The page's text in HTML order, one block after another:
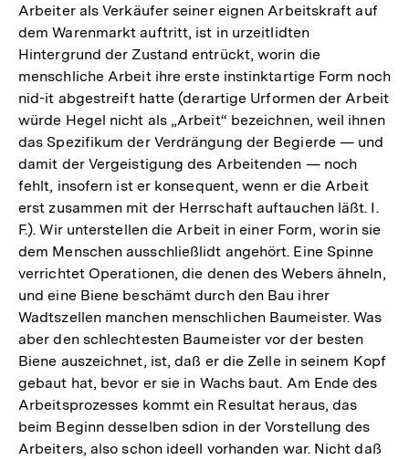
Arbeiter als Verkäufer seiner eignen Arbeitskraft auf
dem Warenmarkt auftritt, ist in urzeitlidten
Hintergrund der Zustand entrückt, worin die
menschliche Arbeit ihre erste instinktartige Form noch
nid-it abgestreift hatte (derartige Urformen der Arbeit
würde Hegel nicht als „Arbeit“ bezeichnen, weil ihnen
das Spezifikum der Verdrängung der Begierde — und
damit der Vergeistigung des Arbeitenden — noch
fehlt, insofern ist er konsequent, wenn er die Arbeit
erst zusammen mit der Herrschaft auftauchen läßt. I.
F.). Wir unterstellen die Arbeit in einer Form, worin sie
dem Menschen ausschließlidt angehört. Eine Spinne
verrichtet Operationen, die denen des Webers ähneln,
und eine Biene beschämt durch den Bau ihrer
Wadtszellen manchen menschlichen Baumeister. Was
aber den schlechtesten Baumeister vor der besten
Biene auszeichnet, ist, daß er die Zelle in seinem Kopf
gebaut hat, bevor er sie in Wachs baut. Am Ende des
Arbeitsprozesses kommt ein Resultat heraus, das
beim Beginn desselben sdion in der Vorstellung des
Arbeiters, also schon ideell vorhanden war. Nicht daß